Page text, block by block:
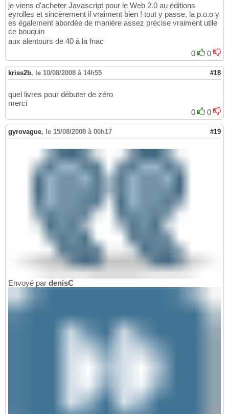
je viens d'acheter Javascript pour le Web 2.0 au éditions
eyrolles et sincèrement il vraiment bien ! tout y passe, la p.o.o y
es également abordée de manière assez précise vraiment utile
ce bouquin
aux alentours de 40 à la fnac
0
0
kriss2b, le 10/08/2008 à 14h55 #18
quel livres pour débuter de zéro
merci
0
0
gyrovague, le 15/08/2008 à 00h17 #19
Envoyé par denisC